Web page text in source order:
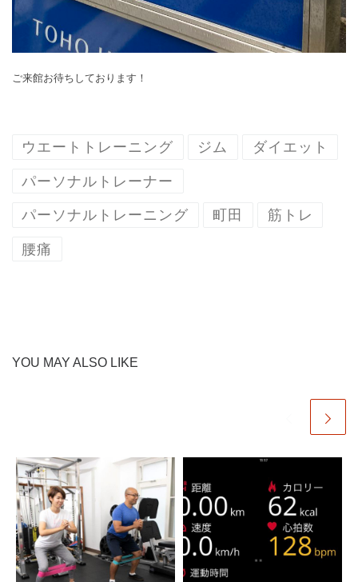
ご来館お待ちしております！
ウエートトレーニング ジム ダイエット
パーソナルトレーナー
パーソナルトレーニング 町田 筋トレ
腰痛
YOU MAY ALSO LIKE